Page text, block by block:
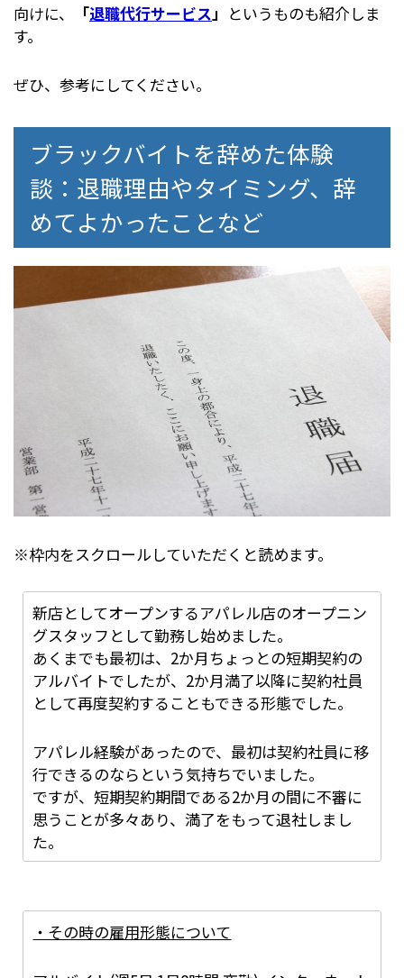
向けに、 「退職代行サービス 」 というものも紹介しま
す。
ぜひ、参考にしてください。
ブラックバイトを辞めた体験
談：退職理由やタイミング、辞
めてよかったことなど
※枠内をスクロールしていただくと読めます。
新店としてオープンするアパレル店のオープニン
グスタッフとして勤務し始めました。
あくまでも最初は、2か月ちょっとの短期契約の
アルバイトでしたが、2か月満了以降に契約社員
として再度契約することもできる形態でした。
アパレル経験があったので、最初は契約社員に移
行できるのならという気持ちでいました。
ですが、短期契約期間である2か月の間に不審に
思うことが多々あり、満了をもって退社しまし
た。
〇〇日に支給するではなく、〇〇日以降に支給と
いうことでした。
・その時の雇用形態について